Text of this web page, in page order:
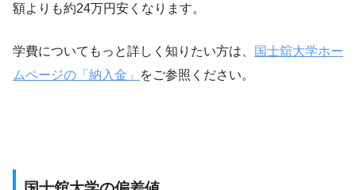
額よりも約24万円安くなります。
学費についてもっと詳しく知りたい方は、
国士舘大学ホー
ムページの「納入金」
をご参照ください。